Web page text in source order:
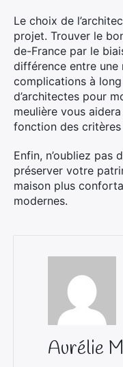
Le choix de
projet. Trouver le
de-France par le
différence entre une
complications à
d’architectes pour
meulière vous
fonction des critères
Enfin, n’oubliez pas
préserver votre
maison plus
modernes.
Aurélie